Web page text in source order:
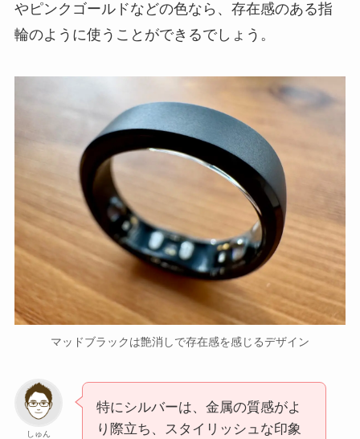
やピンクゴールドなどの色なら、存在感のある指
輪のように使うことができるでしょう。
マッドブラックは艶消しで存在感を感じるデザイン
しゅん
特にシルバーは、金属の質感がよ
り際立ち、スタイリッシュな印象